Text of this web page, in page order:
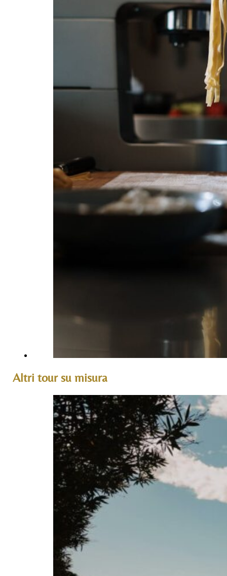
Altri tour su misura